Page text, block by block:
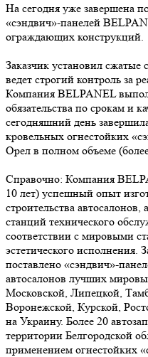
На сегодня уже завершена
«сэндвич»-панелей
ограждающих конструкций.
Заказчик установил сжатые
ведет строгий контроль за
Компания BELPANEL
обязательства по срокам и
сегодняшний день
кровельных огнестойких
Орел в полном объеме
Справочно: Компания
10 лет) успешный опыт
строительства
станций технического
соответствии с мировыми
эстетического
поставлено «сэндвич»-
автосалонов лучших
Московской, Липецкой,
Воронежской, Курской,
на Украину. Более 20
территории Белгородской
применением огнестойких